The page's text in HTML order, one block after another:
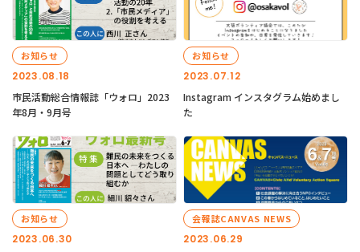
2023.08.18
お知らせ
市民活動総合情報誌「ウォロ」2023
年8月・9月号
2023.07.12
お知らせ
Instagram インスタグラム始めまし
た
2023.06.30
お知らせ
2023.06.29
会報誌CANVAS NEWS